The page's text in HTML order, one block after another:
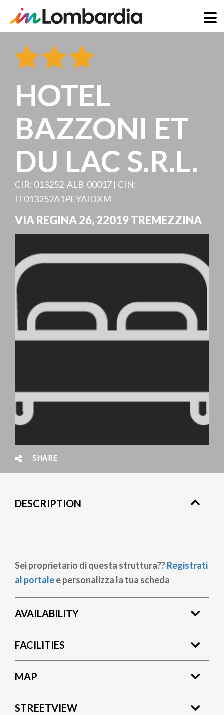
HOTEL
BAZZONI ET
DU LAC S.R.L.
CIR: 013252-ALB-00017 | CIN:
IT013252A1PEYAIDXM
VIA REGINA 26,22019TREMEZZINA
SHARE
DESCRIPTION
Sei proprietario di questa struttura??Registrati
al portalee personalizza la tua scheda
AVAILABILITY
FACILITIES
MAP
STREETVIEW